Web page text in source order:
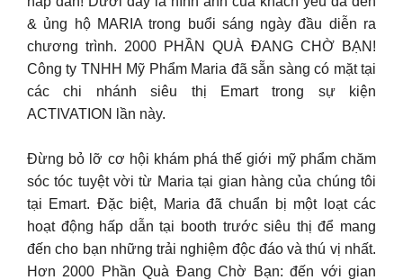
& ủng hộ MARIA trong buổi sáng ngày đầu diễn ra
chương trình. 2000 PHẦN QUÀ ĐANG CHỜ BẠN!
Công ty TNHH Mỹ Phẩm Maria đã sẵn sàng có mặt tại
các chi nhánh siêu thị Emart trong sự kiện
ACTIVATION lần này.
Đừng bỏ lỡ cơ hội khám phá thế giới mỹ phẩm chăm
sóc tóc tuyệt vời từ Maria tại gian hàng của chúng tôi
tại Emart. Đặc biệt, Maria đã chuẩn bị một loạt các
hoạt động hấp dẫn tại booth trước siêu thị để mang
đến cho bạn những trải nghiệm độc đáo và thú vị nhất.
Hơn 2000 Phần Quà Đang Chờ Bạn: đến với gian